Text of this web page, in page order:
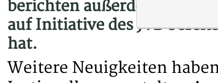
berichten außerdem über
auf Initiative des JVB
hat.
Weitere Neuigkeiten